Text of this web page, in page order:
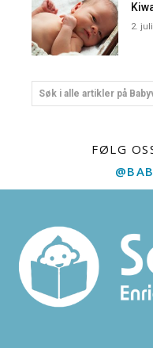
2.
Søk i alle artikler på
FØLG